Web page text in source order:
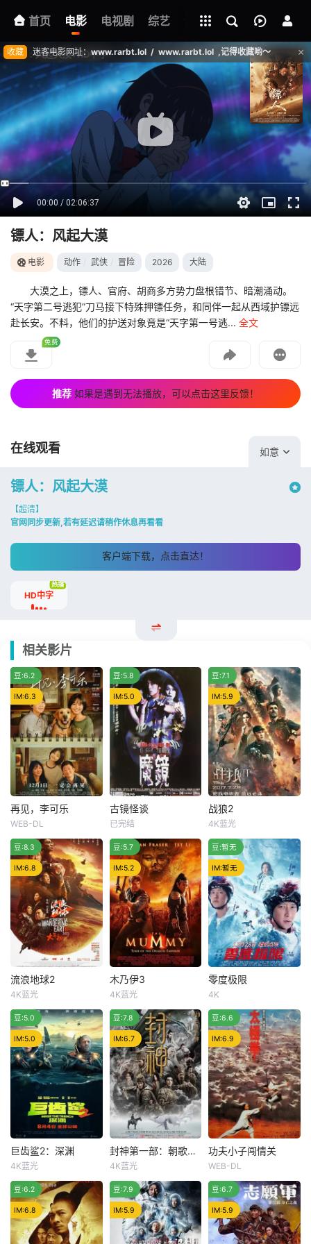
首页 电影 电视剧 综艺 动漫 网址+ 明星
下载客户端
收藏 迷客电影网址：www.rarbt.lol / www.rarbt.lol ,记得收藏哟～
正在播放《镖人：风起大漠》HD中字 - 如意
镖人：风起大漠
电影 动作 武侠 冒险 2026 大陆
大漠之上，镖人、官府、胡商多方势力盘根错节、暗潮涌动。
“天字第二号逃犯”刀马接下特殊押镖任务，和同伴一起从西域护镖远
赴长安。不料，他们的护送对象竟是“天字第一号逃... 全文
免费
影片报错
如遇无法播放请提交给我们
教程：把手机影片投到电视上播放
推荐 如果是遇到无法播放，可以点击这里反馈！
在线观看 如意
镖人：风起大漠
【超清】
官网同步更新,若有延迟请稍作休息再看看
客户端下载，点击直达！
HD中字
热播
相关影片
推荐
豆:6.2
IM:6.3
再见，李可乐
吴京
为了完成女儿
李妍（谭松韵 饰）
高三前的小小心
愿，父亲李博宇
（吴京 饰）决心带
着女儿远赴阿勒泰
滑雪。却不料李博
宇遭遇意外，全力
抢救后仍陷入脑死
亡的处境，让为妻
妮 饰）做出了一个
女人最
再见，李可乐
WEB-DL
豆:5.8
IM:5.0
古镜怪谈
傅芳玲
30年代的上
海，马丽某年生日
收到了表姐送来的
一块古董梳妆台，
可是表姐已在几年
前被她设计迫害自
杀了。她的丈夫是
著名教授，可是两
人年龄差异较大，
丈夫有了外遇，对
姐，马丽愤怒设计
古镜怪谈
已完结
豆:7.1
IM:5.9
战狼2
吴刚
由于一怒杀害
了强拆牺牲战友房
子的恶霸，屡立功
勋的冷锋（吴京
饰）受到军事法庭
的判决。在押期
间，亲密爱人龙小
云壮烈牺牲。出狱
后，冷锋辗转来到
小云的凶手。在此
期间，冷锋逗
战狼2
4K蓝光
独家推荐
豆:8.3
IM:6.8
流浪地球2
李雪健
在并不遥远的
未来，太阳急速衰
老与膨胀，再过几
百年整个太阳系将
被它吞噬毁灭。为
了应对这场史无前
例的危机，地球各
国放下芥蒂，成立
联合政府，试图寻
找人类存续的出
量，最终推着地球
逃出太阳系
流浪地球2
4K蓝光
豆:5.7
IM:5.2
木乃伊3
李连杰
玛丽亚·贝罗
1947年，中国
宁夏。中国两千年
前的始皇帝：龙帝
之墓在此挖掘出
土。同时在美国，
大探险家欧康诺
（Brendan Fraser
饰）与夫人伊芙琳
（Maria Bello饰）
带来永生的宝石
木乃伊3
4K蓝光
豆:暂无
IM:暂无
零度极限
郎月婷
影片讲述知名
滑雪选手凌风因一
场事故，职业生涯
陷入谷底，为了挽
救自己热爱的事
业，重返家乡回到
起点，在一群青年
雪友的帮助下，一
边寻找恩师，一边
找回初心与勇气，
茧蜕变的故事。
零度极限
4K
一般
豆:5.0
IM:5.0
巨齿鲨2：深渊
蔡书雅
乔纳斯·泰勒
（杰森·斯坦森 饰）
与科学家张九溟
巨齿鲨2：深渊
4K蓝光
豆:7.8
IM:6.7
封神第一部：朝歌风云
黄渤
天寒地冻，杀
气逼人。大商二王
子殷寿（费翔 饰）
封神第一部：朝歌风云
4K蓝光
豆:6.6
IM:6.9
功夫小子闯情关
郑浩南
清朝末年，一
代宗师太极拳高手
杨崇武（于海 饰）
功夫小子闯情关
WEB-DL
推荐
豆:6.2
IM:6.8
豆:7.9
IM:5.9
豆:6.7
IM:5.9